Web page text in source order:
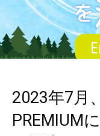
2023年7月
PREMIUM